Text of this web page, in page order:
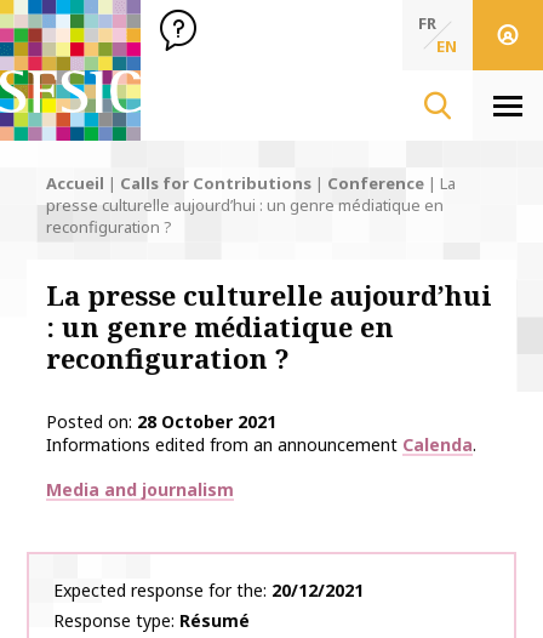
SFSIC Société Française des Sciences de l'Information & de
Société Française des Sciences de
FR
EN
Accueil | Calls for Contributions | Conference | La
presse culturelle aujourd’hui : un genre médiatique en
reconfiguration ?
La presse culturelle aujourd’hui
: un genre médiatique en
reconfiguration ?
Posted on 28 October 2021
Informations edited from an announcement Calenda.
Thématiques
Media and journalism
Expected response for the 20/12/2021
Response type Résumé